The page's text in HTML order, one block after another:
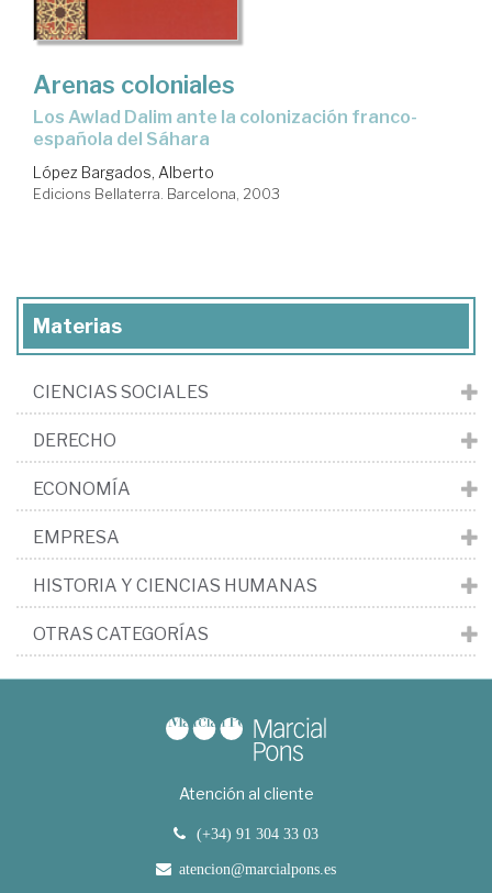
Arenas coloniales
Los Awlad Dalim ante la colonización franco-
española del Sáhara
López Bargados, Alberto
Edicions Bellaterra. Barcelona, 2003
Materias
CIENCIAS SOCIALES
DERECHO
ECONOMÍA
EMPRESA
HISTORIA Y CIENCIAS HUMANAS
OTRAS CATEGORÍAS
Atención al cliente
(+34) 91 304 33 03
atencion@marcialpons.es